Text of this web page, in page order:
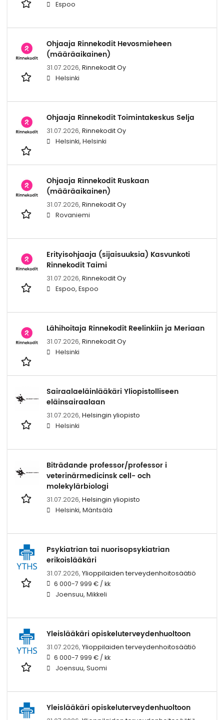
Espoo
Ohjaaja Rinnekodit Hevosmieheen
(määräaikainen)
31.07.2026, Rinnekodit Oy
Helsinki
Ohjaaja Rinnekodit Toimintakeskus Selja
31.07.2026, Rinnekodit Oy
Helsinki, Helsinki
Ohjaaja Rinnekodit Ruskaan
(määräaikainen)
31.07.2026, Rinnekodit Oy
Rovaniemi
Erityisohjaaja (sijaisuuksia) Kasvunkoti
Rinnekodit Taimi
31.07.2026, Rinnekodit Oy
Espoo, Espoo
Lähihoitaja Rinnekodit Reelinkiin ja Meriaan
31.07.2026, Rinnekodit Oy
Helsinki
Sairaalaeläinlääkäri Yliopistolliseen
eläinsairaalaan
31.07.2026, Helsingin yliopisto
Helsinki
Biträdande professor/professor i
veterinärmedicinsk cell- och
molekylärbiologi
31.07.2026, Helsingin yliopisto
Helsinki, Mäntsälä
Psykiatrian tai nuorisopsykiatrian
erikoislääkäri
31.07.2026, Ylioppilaiden terveydenhoitosäätiö
6 000-7 999 € / kk
Joensuu, Mikkeli
Yleislääkäri opiskeluterveydenhuoltoon
31.07.2026, Ylioppilaiden terveydenhoitosäätiö
6 000-7 999 € / kk
Joensuu, Suomi
Yleislääkäri opiskeluterveydenhuoltoon